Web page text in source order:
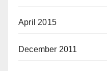
April 2015
December 2011